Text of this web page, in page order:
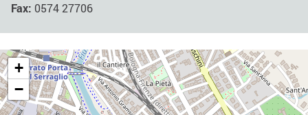
Fax: 0574 27706
+
−